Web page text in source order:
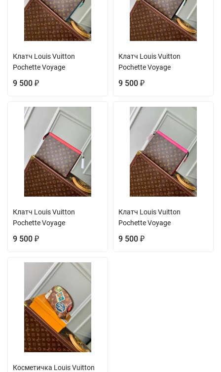
Клатч Louis Vuitton
Pochette Voyage
9 500 ₽
Клатч Louis Vuitton
Pochette Voyage
9 500 ₽
Клатч Louis Vuitton
Pochette Voyage
9 500 ₽
Клатч Louis Vuitton
Pochette Voyage
9 500 ₽
Косметичка Louis Vuitton